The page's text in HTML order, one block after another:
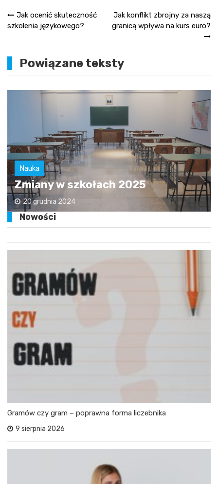
Nawigacja
wpisu
Jak ocenić skuteczność
szkolenia językowego?
Jak konflikt zbrojny za naszą
granicą wpływa na kurs euro?
Powiązane teksty
Nauka
Zmiany w szkołach 2025
20 grudnia 2024
Nowości
Gramów czy gram – poprawna forma liczebnika
9 sierpnia 2026